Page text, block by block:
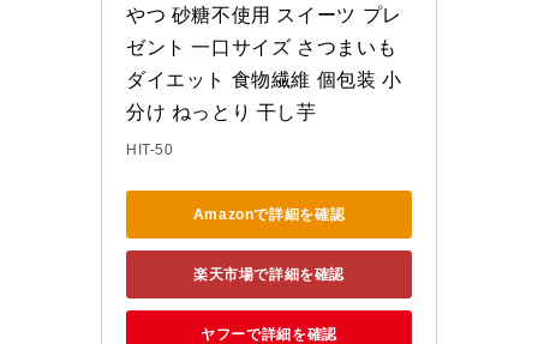
やつ 砂糖不使用 スイーツ プレ
ゼント 一口サイズ さつまいも
ダイエット 食物繊維 個包装 小
分け ねっとり 干し芋
HIT-50
Amazonで詳細を確認
楽天市場で詳細を確認
ヤフーで詳細を確認